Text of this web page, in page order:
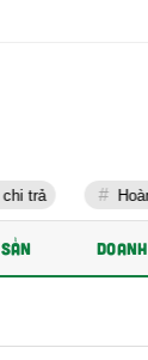
Hoàn cảnh trái